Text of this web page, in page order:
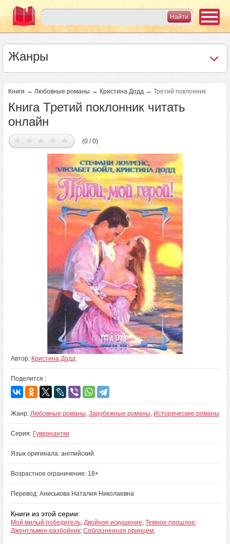
Жанры
Книги → Любовные романы → Кристина Додд → Третий поклонник
Книга Третий поклонник читать
онлайн
(0 / 0)
Автор: Кристина Додд
Поделится :
Жанр: Любовные романы, Зарубежные романы, Исторические романы
Серия: Гувернантки
Язык оригинала: английский
Возрастное ограничение: 18+
Перевод: Аниськова Наталия Николаевна
Книги из этой серии:
Мой милый победитель; Двойное искушение; Темное прошлое;
Джентльмен-разбойник; Соблазненная принцем;